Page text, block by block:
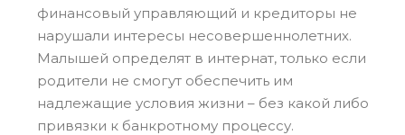
финансовый управляющий и кредиторы не
нарушали интересы несовершеннолетних.
Малышей определят в интернат, только если
родители не смогут обеспечить им
надлежащие условия жизни – без какой либо
привязки к банкротному процессу.